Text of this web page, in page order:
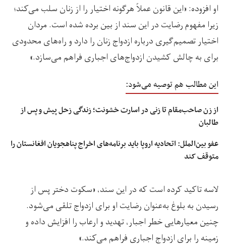
او افزوده: «این قانون عملاً هرگونه اختیار را از زنان سلب می‌کند؛
زیرا مفهوم رضایت در این سند از بین برده شده است. مردان
اختیار تصمیم‌گیری درباره ازدواج زنان را دارد و راه‌های محدودی
برای به چالش کشیدن ازدواج‌های اجباری فراهم می‌سازد.»
این مطالب هم توصیه می‌شود:
از زن صاحب‌مقام تا زنی در اسارت خشونت؛ زندگی زحل پیش و پس از
طالبان
عفو بین‌الملل: اتحادیه اروپا باید برنامه‌های اخراج پناهجویان افغانستان را
متوقف کند
لاسه تاکید کرده است که در این سند، «سکوت دختر پس از
رسیدن به بلوغ به‌عنوان رضایت او برای ازدواج تلقی می‌شود.
چنین معیارهایی خطر اجبار، تهدید و ارعاب را افزایش داده و
زمینه را برای ازدواج اجباری فراهم می‌کند.»